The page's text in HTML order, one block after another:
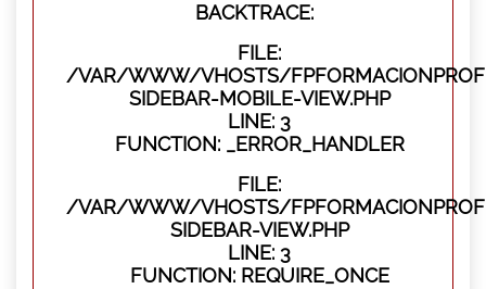
BACKTRACE:
FILE:
/VAR/WWW/VHOSTS/
SIDEBAR-MOBILE-VIEW.PHP
LINE: 3
FUNCTION: _ERROR_HANDLER
FILE:
/VAR/WWW/VHOSTS/
SIDEBAR-VIEW.PHP
LINE: 3
FUNCTION: REQUIRE_ONCE